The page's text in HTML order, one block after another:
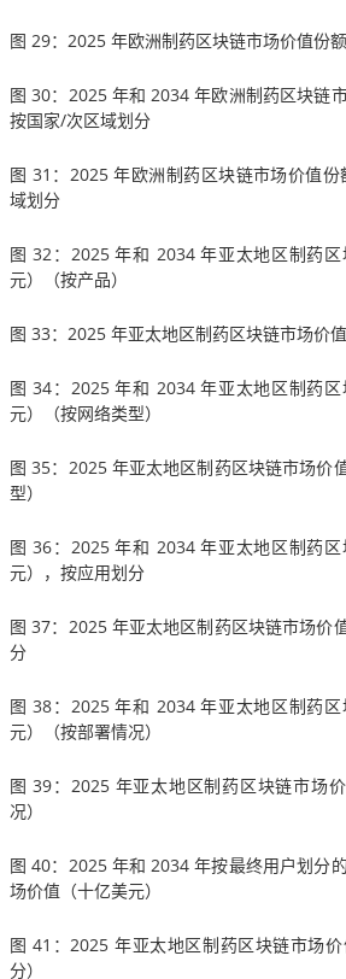
图 29：2025 年欧洲制药区块链市场价值份
图 30：2025 年和 2034 年欧洲制药区块链
按国家/次区域划分
图 31：2025 年欧洲制药区块链市场价值
域划分
图 32：2025 年和 2034 年亚太地区制药
元）（按产品）
图 33：2025 年亚太地区制药区块链市场价
图 34：2025 年和 2034 年亚太地区制药
元）（按网络类型）
图 35：2025 年亚太地区制药区块链市场价
型）
图 36：2025 年和 2034 年亚太地区制药
元），按应用划分
图 37：2025 年亚太地区制药区块链市场价
分
图 38：2025 年和 2034 年亚太地区制药
元）（按部署情况）
图 39：2025 年亚太地区制药区块链市场
况）
图 40：2025 年和 2034 年按最终用户划分
场价值（十亿美元）
图 41：2025 年亚太地区制药区块链市场
分）